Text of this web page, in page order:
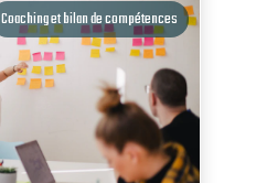
Coaching et bilan de compétences